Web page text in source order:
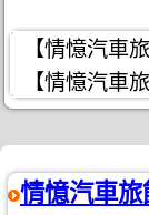
【情憶汽車
【情憶汽車
情憶汽車